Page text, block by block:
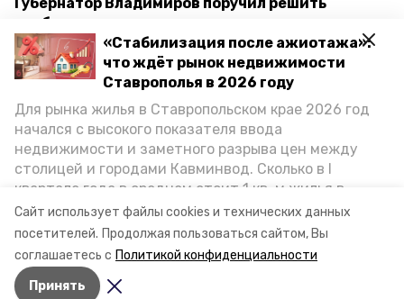
Сайт использует файлы cookies и технических данных
посетителей. Продолжая пользоваться сайтом, Вы
соглашаетесь с Политикой конфиденциальности
Принять
«Стабилизация после ажиотажа»:
что ждёт рынок недвижимости
Ставрополья в 2026 году
Для рынка жилья в Ставропольском крае 2026 год
начался с высокого показателя ввода
недвижимости и заметного разрыва цен между
столицей и городами Кавминвод. Сколько в I
квартале года в среднем стоит 1 кв. м жилья в
городах и округах региона, как изменился спрос на
первичку и вторичку, какова себестоимость
стройки собственного жилья в этом году и какие
прогнозы о стоимости квадратных метров дают
эксперты, выясняла корреспондент «Победы26».
проблему отключения света при сильном ветре
Ремонт дороги в посёлке Подкумок начали в
Предгорном округе
Начался капитальный ремонт станичной школы
в Предгорном округе
краевая программа
Авторы: Анастасия Михайловская